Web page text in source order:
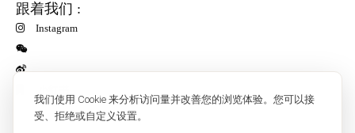
我们使用 Cookie 来分析访问量并改善您的浏览体验。您可以接
受、拒绝或自定义设置。
跟着我们 :
Instagram